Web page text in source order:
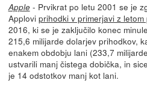
Apple- Prvikrat po letu 2001 se je
Applovi prihodki v primerjavi z
2016, ki se je zaključilo konec
215,6 milijarde dolarjev prihodkov,
enakem obdobju lani (233,7
ustvarili manj čistega dobička, in
je 14 odstotkov manj kot lani.